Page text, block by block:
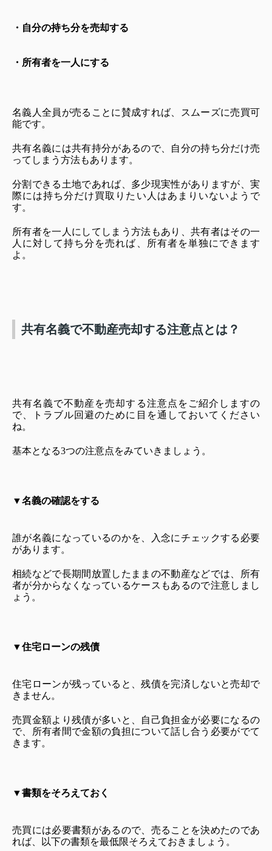
・自分の持ち分を売却する
・所有者を一人にする
名義人全員が売ることに賛成すれば、スムーズに売買可
能です。
共有名義には共有持分があるので、自分の持ち分だけ売
ってしまう方法もあります。
分割できる土地であれば、多少現実性がありますが、実
際には持ち分だけ買取りたい人はあまりいないようで
す。
所有者を一人にしてしまう方法もあり、共有者はその一
人に対して持ち分を売れば、所有者を単独にできます
よ。
共有名義で不動産売却する注意点とは？
共有名義で不動産を売却する注意点をご紹介しますの
で、トラブル回避のために目を通しておいてください
ね。
基本となる3つの注意点をみていきましょう。
▼名義の確認をする
誰が名義になっているのかを、入念にチェックする必要
があります。
相続などで長期間放置したままの不動産などでは、所有
者が分からなくなっているケースもあるので注意しまし
ょう。
▼住宅ローンの残債
住宅ローンが残っていると、残債を完済しないと売却で
きません。
売買金額より残債が多いと、自己負担金が必要になるの
で、所有者間で金額の負担について話し合う必要がでて
きます。
▼書類をそろえておく
売買には必要書類があるので、売ることを決めたのであ
れば、以下の書類を最低限そろえておきましょう。